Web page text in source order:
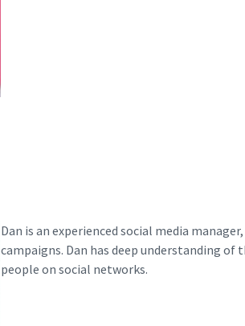
Dan is an experienced social media
campaigns. Dan has deep understanding
people on social networks.